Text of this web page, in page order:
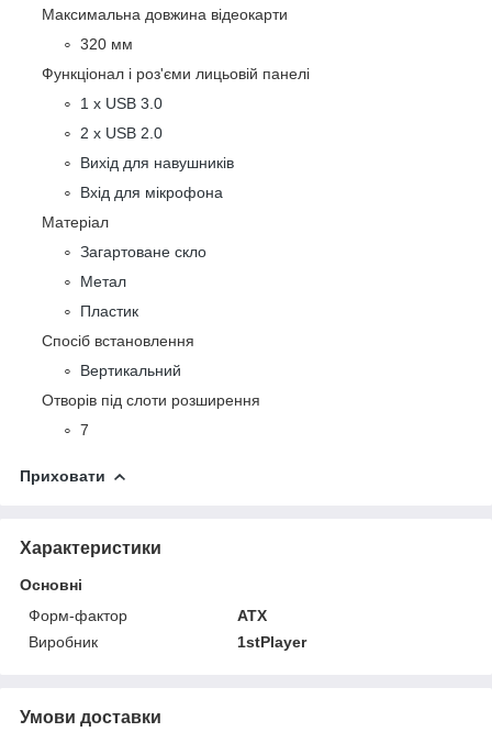
Максимальна довжина відеокарти
320 мм
Функціонал і роз'єми лицьовій панелі
1 х USB 3.0
2 х USB 2.0
Вихід для навушників
Вхід для мікрофона
Матеріал
Загартоване скло
Метал
Пластик
Спосіб встановлення
Вертикальний
Отворів під слоти розширення
7
Приховати
Характеристики
Основні
Форм-фактор
ATX
Виробник
1stPlayer
Умови доставки